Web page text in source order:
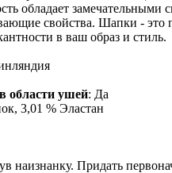
обладает замечательными
свойства. Шапки - это
в ваш образ и стиль.
области ушей: Да
3,01 % Эластан
наизнанку. Придать